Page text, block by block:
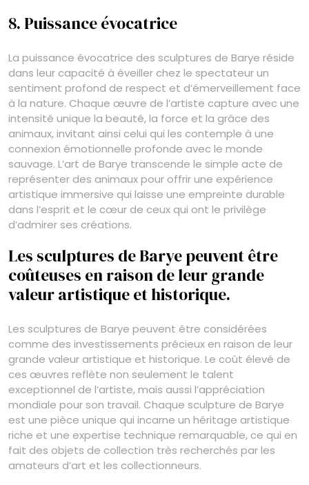
8. Puissance évocatrice
La puissance évocatrice des sculptures de Barye réside
dans leur capacité à éveiller chez le spectateur un
sentiment profond de respect et d’émerveillement face
à la nature. Chaque œuvre de l’artiste capture avec une
intensité unique la beauté, la force et la grâce des
animaux, invitant ainsi celui qui les contemple à une
connexion émotionnelle profonde avec le monde
sauvage. L’art de Barye transcende le simple acte de
représenter des animaux pour offrir une expérience
artistique immersive qui laisse une empreinte durable
dans l’esprit et le cœur de ceux qui ont le privilège
d’admirer ses créations.
Les sculptures de Barye peuvent être
coûteuses en raison de leur grande
valeur artistique et historique.
Les sculptures de Barye peuvent être considérées
comme des investissements précieux en raison de leur
grande valeur artistique et historique. Le coût élevé de
ces œuvres reflète non seulement le talent
exceptionnel de l’artiste, mais aussi l’appréciation
mondiale pour son travail. Chaque sculpture de Barye
est une pièce unique qui incarne un héritage artistique
riche et une expertise technique remarquable, ce qui en
fait des objets de collection très recherchés par les
amateurs d’art et les collectionneurs.